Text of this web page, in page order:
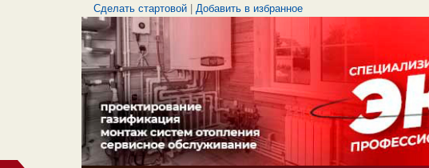
Сделать стартовой Добавить в избранное